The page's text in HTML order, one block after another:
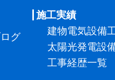
グ
施工実績
建物電気設備
太陽光発電設
工事経歴一覧